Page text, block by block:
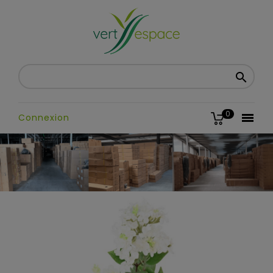


0
Connexion